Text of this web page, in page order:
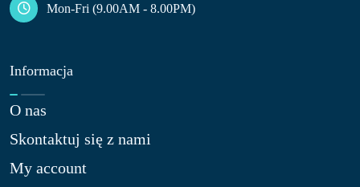
Mon-Fri (9.00AM - 8.00PM)
Informacja
O nas​
Skontaktuj się z nami​
My account